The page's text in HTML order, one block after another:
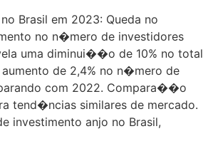
Brasil em 2023: Queda no
no n�mero de investidores
uma diminui��o de 10% no total
de 2,4% no n�mero de
com 2022. Compara��o
tend�ncias similares de mercado.
investimento anjo no Brasil,